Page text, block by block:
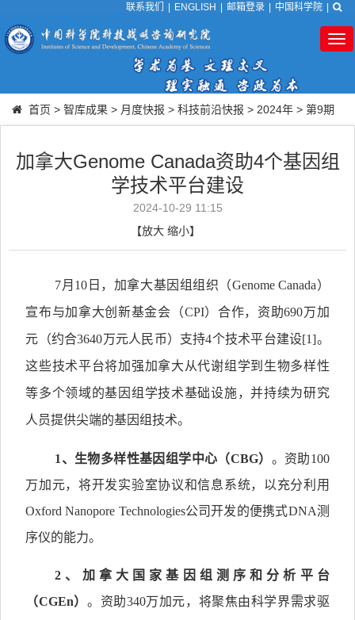
联系我们 ENGLISH 邮箱登录 中国科学院
首页 > 智库成果 > 月度快报 > 科技前沿快报 > 2024年 > 第9期
加拿大Genome Canada资助4个基因组
学技术平台建设
2024-10-29 11:15
【放大 缩小】
7月10日，加拿大基因组组织（Genome Canada）
宣布与加拿大创新基金会（CPI）合作，资助690万加
元（约合3640万元人民币）支持4个技术平台建设[1]。
这些技术平台将加强加拿大从代谢组学到生物多样性
等多个领域的基因组学技术基础设施，并持续为研究
人员提供尖端的基因组技术。
1 、生物多样性基因组学中心（CBG） 。资助100
万加元，将开发实验室协议和信息系统，以充分利用
Oxford Nanopore Technologies公司开发的便携式DNA测
序仪的能力。
2 、 加拿大国家基因组测序和分析平台
（CGEn）。资助340万加元，将聚焦由科学界需求驱